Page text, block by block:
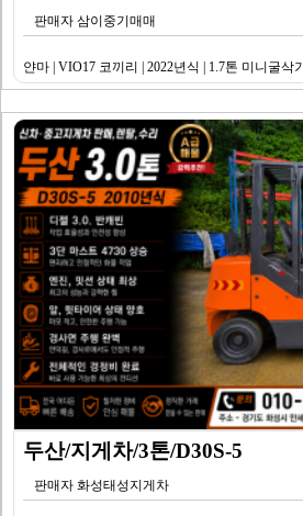
판매자 삼이중기매매
얀마 | VIO17 코끼리 | 2022년식 | 1.7톤 미니굴삭기
두산/지게차/3톤/D30S-5
판매자 화성태성지게차